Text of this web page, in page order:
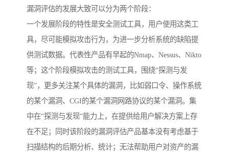
漏洞评估的发展大致可以分为两个阶段：
一个发展阶段的特性是安全测试工具，用户使用这类工
具，尽可能模拟攻击行为，为进一步分析系统的缺陷提
供测试数据。代表性产品有早起的Nmap、Nessus、Nikto
等；这个阶段模拟攻击的测试工具，围绕“探测与发
现”，更多关注某个具体的漏洞，比如弱口令、操作系统
的某个漏洞、CGI的某个漏洞网路协议的某个漏洞。集
中在“探测与发现”能力上，在提供给用户解决方案上存
在不足；同时该阶段的漏洞评估产品基本没有考虑基于
扫描结构的后期分析、统计；无法帮助用户对资产的漏